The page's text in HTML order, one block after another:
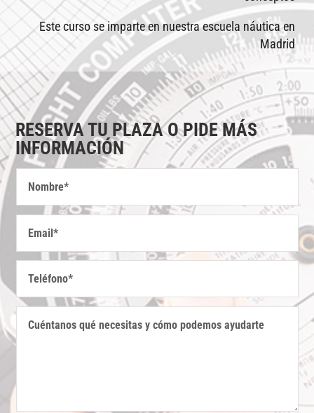
Este curso se imparte en nuestra escuela náutica en
Madrid
RESERVA TU PLAZA O PIDE MÁS
INFORMACIÓN